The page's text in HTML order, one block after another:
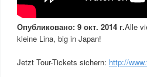
Опубликовано: 9 окт. 2014 г.Alle
kleine Lina, big in Japan!
Jetzt Tour-Tickets sichern: http://